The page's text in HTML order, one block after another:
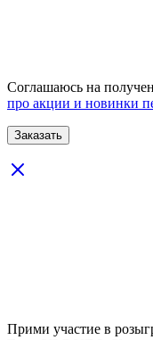
Соглашаюсь на
про акции и новинки
Прими участие в